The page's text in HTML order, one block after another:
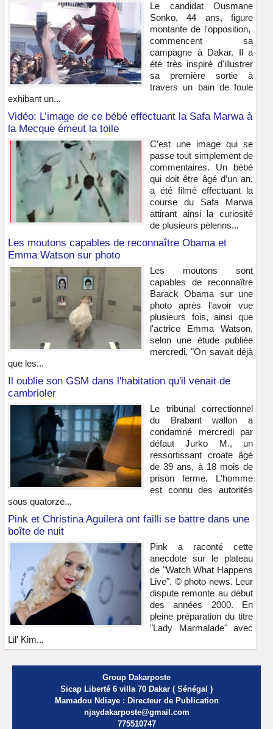
Le candidat Ousmane
Sonko, 44 ans, figure
montante de l'opposition,
commencent sa
campagne à Dakar. Il a
été très inspiré d'illustrer
sa première sortie à
travers un bain de foule
exhibant un...
Vidéo: L’image de ce bébé effectuant la Safa Marwa à
la Mecque émeut la toile
C’est une image qui se
passe tout simplement de
commentaires. Un bébé
qui doit être âgé d’un an,
a été filmé effectuant la
course du Safa Marwa
attirant ainsi la curiosité
de plusieurs pèlerins...
Les moutons capables de reconnaître Obama et
Emma Watson sur photo
Les moutons sont
capables de reconnaître
Barack Obama sur une
photo après l'avoir vue
plusieurs fois, ainsi que
l'actrice Emma Watson,
selon une étude publiée
mercredi. "On savait déjà
que les...
Il oublie son GSM dans l'habitation qu'il venait de
cambrioler
Le tribunal correctionnel
du Brabant wallon a
condamné mercredi par
défaut Jurko M., un
ressortissant croate âgé
de 39 ans, à 18 mois de
prison ferme. L'homme
est connu des autorités
sous quatorze...
Pink et Christina Aguilera ont failli se battre dans une
boîte de nuit
Pink a raconté cette
anecdote sur le plateau
de "Watch What Happens
Live". © photo news. Leur
dispute remonte au début
des années 2000. En
pleine préparation du titre
"Lady Marmalade" avec
Lil' Kim...
Group Dakarposte
Sicap Liberté 6 villa 70 Dakar ( Sénégal )
Mamadou Ndiaye : Directeur de Publication
njaydakarposte@gmail.com
775510747